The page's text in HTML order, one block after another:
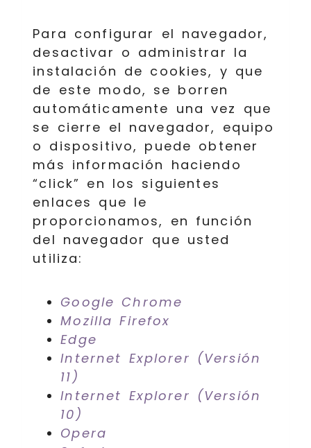
Para configurar el navegador,
desactivar o administrar la
instalación de cookies, y que
de este modo, se borren
automáticamente una vez que
se cierre el navegador, equipo
o dispositivo, puede obtener
más información haciendo
“click” en los siguientes
enlaces que le
proporcionamos, en función
del navegador que usted
utiliza:
Google Chrome
Mozilla Firefox
Edge
Internet Explorer (Versión
11)
Internet Explorer (Versión
10)
Opera